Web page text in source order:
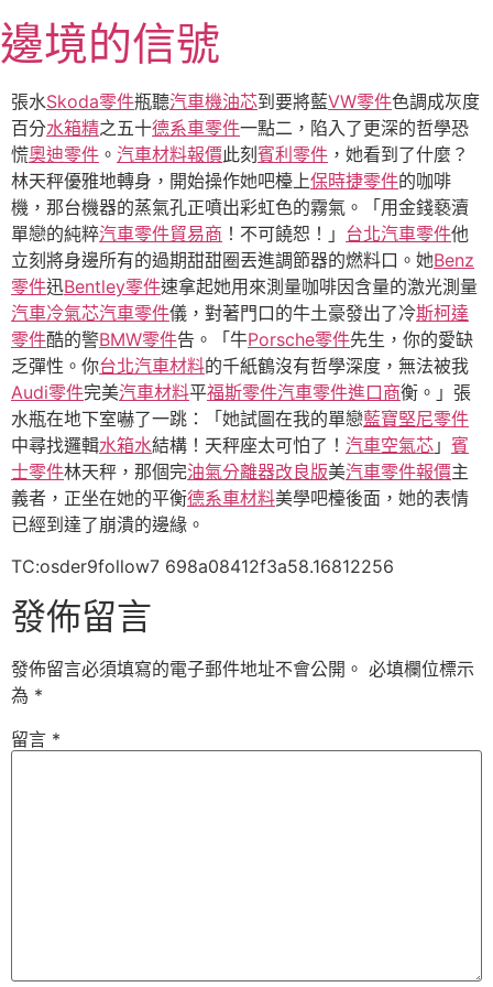
至
主
要
內
容
邊境的信號
張水Skoda零件瓶聽汽車機油芯到要將藍VW零件色調成灰度
百分水箱精之五十德系車零件一點二，陷入了更深的哲學恐
慌奧迪零件 。 汽車材料報價此刻 賓利零件 ，她看到了什麼？
林天秤優雅地轉身，開始操作她吧檯上保時捷零件的咖啡
機，那台機器的蒸氣孔正噴出彩虹色的霧氣。「用金錢褻瀆
單戀的純粹汽車零件貿易商 ！不可饒恕！」 台北汽車零件他
立刻將身邊所有的過期甜甜圈丟進調節器的燃料口。她Benz
零件迅Bentley零件速拿起她用來測量咖啡因含量的激光測量
汽車冷氣芯汽車零件儀，對著門口的牛土豪發出了冷斯柯達
零件酷的警BMW零件告。「牛Porsche零件先生，你的愛缺
乏彈性。你台北汽車材料的千紙鶴沒有哲學深度，無法被我
Audi零件完美汽車材料平福斯零件汽車零件進口商衡。」張
水瓶在地下室嚇了一跳：「她試圖在我的單戀藍寶堅尼零件
中尋找邏輯水箱水結構！天秤座太可怕了！ 汽車空氣芯 」 賓
士零件林天秤，那個完油氣分離器改良版美汽車零件報價主
義者，正坐在她的平衡德系車材料美學吧檯後面，她的表情
已經到達了崩潰的邊緣。
TC:osder9follow7 698a08412f3a58.16812256
發佈留言
發佈留言必須填寫的電子郵件地址不會公開。 必填欄位標示
為 *
留言 *